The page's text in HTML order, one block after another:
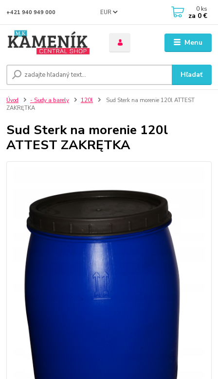
Menu
EUR
Hľadať
+421 940 949 000 0 ks
za 0 €
Úvod - Sudy a barely 120l
Sud Sterk na morenie 120l ATTEST
ZAKRĘTKA
Sud Sterk na morenie 120l
ATTEST ZAKRĘTKA